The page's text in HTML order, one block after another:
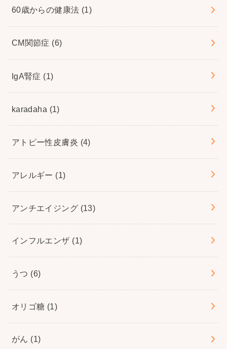
60歳からの健康法 (1)
CM関節症 (6)
IgA腎症 (1)
karadaha (1)
アトピー性皮膚炎 (4)
アレルギー (1)
アンチエイジング (13)
インフルエンザ (1)
うつ (6)
オリゴ糖 (1)
がん (1)